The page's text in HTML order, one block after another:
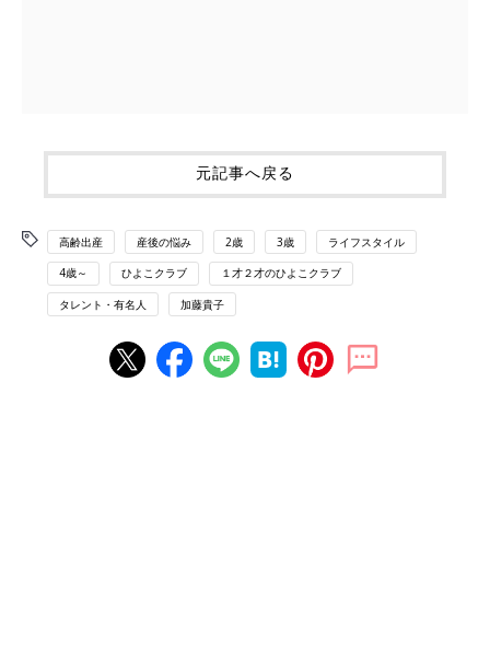
元記事へ戻る
高齢出産 産後の悩み 2歳 3歳 ライフスタイル
4歳～ ひよこクラブ １才２才のひよこクラブ
タレント・有名人 加藤貴子